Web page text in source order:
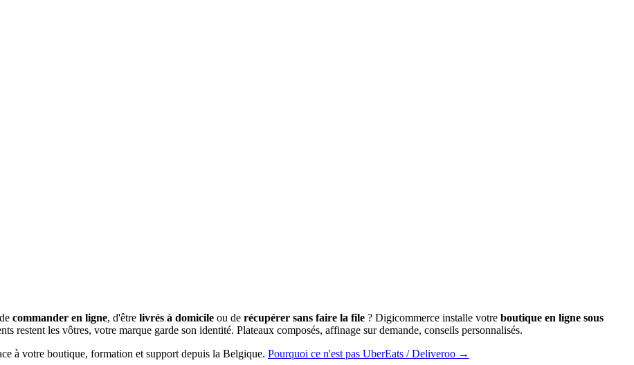
commander en ligne, d'être livrés à domicile ou de récupérer sans faire la file ? Digicommerce installe votre boutique en ligne sous
restent les vôtres, votre marque garde son identité. Plateaux composés, affinage sur demande, conseils personnalisés.
à votre boutique, formation et support depuis la Belgique. Pourquoi ce n'est pas UberEats / Deliveroo →